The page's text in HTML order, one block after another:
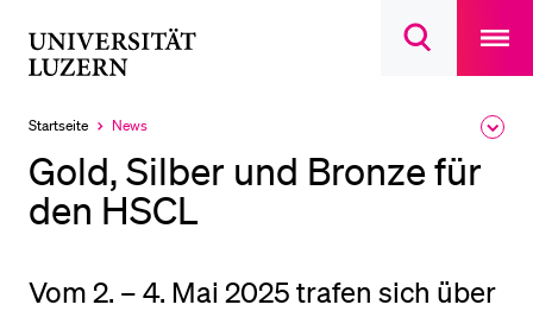
Suchdialog
main
Startseite
Aktuell
ausgewählt
News
Gold, Silber und Bronze für
den HSCL
Vom 2. – 4. Mai 2025 trafen sich über
LETZTE SUCHEN
DIE UNI FÜR…
Schulklassen und Lehrpersonen
Studierende